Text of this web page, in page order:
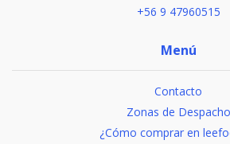
+56 9 47960515
Menú
Contacto
Zonas de Despacho
¿Cómo comprar en